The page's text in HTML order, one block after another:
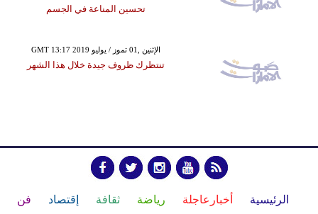
تحسين المناعة في الجسم
GMT 13:17 2019 الإثنين ,01 تموز / يوليو
تنتظرك ظروف جيدة خلال هذا الشهر
الرئيسية أخبارعاجلة رياضة ثقافة إقتصاد فن